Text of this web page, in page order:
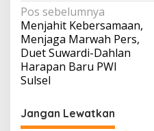
Navigasi
pos
Pos sebelumnya
Menjahit Kebersamaan,
Menjaga Marwah Pers,
Duet Suwardi-Dahlan
Harapan Baru PWI
Sulsel
Jangan Lewatkan